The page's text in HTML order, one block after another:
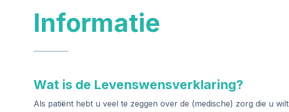
Informatie
Wat is de Levenswensverklaring?
Als patiënt hebt u veel te zeggen over de (medische) zorg die u wilt